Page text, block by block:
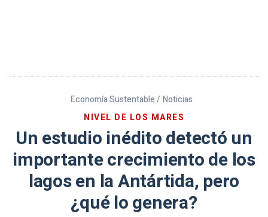
Economía Sustentable / Noticias
NIVEL DE LOS MARES
Un estudio inédito detectó un
importante crecimiento de los
lagos en la Antártida, pero
¿qué lo genera?